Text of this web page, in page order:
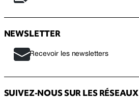
NEWSLETTER
Recevoir les newsletters
SUIVEZ-NOUS SUR LES RÉSEAUX